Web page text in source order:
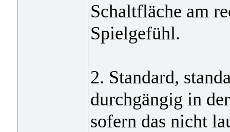
Schaltfläche am
Spielgefühl.
2. Standard,
durchgängig in
sofern das nicht